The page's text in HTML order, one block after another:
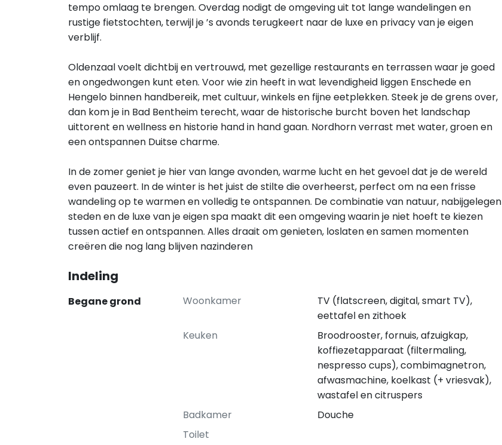
tempo omlaag te brengen. Overdag nodigt de omgeving uit tot lange wandelingen en
rustige fietstochten, terwijl je ’s avonds terugkeert naar de luxe en privacy van je eigen
verblijf.
Oldenzaal voelt dichtbij en vertrouwd, met gezellige restaurants en terrassen waar je goed
en ongedwongen kunt eten. Voor wie zin heeft in wat levendigheid liggen Enschede en
Hengelo binnen handbereik, met cultuur, winkels en fijne eetplekken. Steek je de grens over,
dan kom je in Bad Bentheim terecht, waar de historische burcht boven het landschap
uittorent en wellness en historie hand in hand gaan. Nordhorn verrast met water, groen en
een ontspannen Duitse charme.
In de zomer geniet je hier van lange avonden, warme lucht en het gevoel dat je de wereld
even pauzeert. In de winter is het juist de stilte die overheerst, perfect om na een frisse
wandeling op te warmen en volledig te ontspannen. De combinatie van natuur, nabijgelegen
steden en de luxe van je eigen spa maakt dit een omgeving waarin je niet hoeft te kiezen
tussen actief en ontspannen. Alles draait om genieten, loslaten en samen momenten
creëren die nog lang blijven nazinderen
Indeling
Begane grond Woonkamer
TV (flatscreen, digital, smart TV),
eettafel en zithoek
Keuken
Broodrooster, fornuis, afzuigkap,
koffiezetapparaat (filtermaling,
nespresso cups), combimagnetron,
afwasmachine, koelkast (+ vriesvak),
wastafel en citruspers
Badkamer
Douche
Toilet